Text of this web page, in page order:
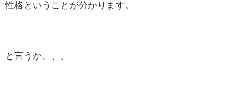
性格ということが分かります。
と言うか、、、